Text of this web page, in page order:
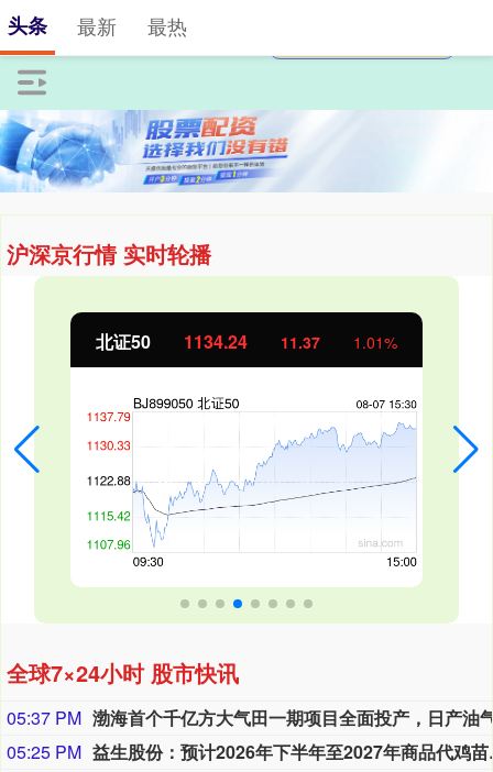
沪深京行情 实时轮播
北证50 1134.24 11.37 1.01%
全球7×24小时 股市快讯
05:37 PM
05:25 PM
益生股
头条 最新 最热